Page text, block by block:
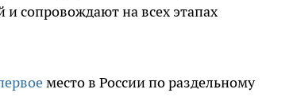
сопровождают на всех этапах
место в России по раздельному